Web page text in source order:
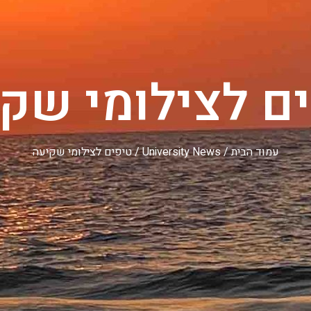
לצילומי
עמוד הבית/
University News/ טיפים לצילומי שקיעה